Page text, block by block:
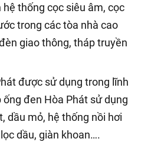
thống cọc siêu âm, cọc
trong các tòa nhà cao
giao thông, tháp truyền
được sử dụng trong lĩnh
đen Hòa Phát sử dụng
dầu mỏ, hệ thống nồi hơi
dầu, giàn khoan….